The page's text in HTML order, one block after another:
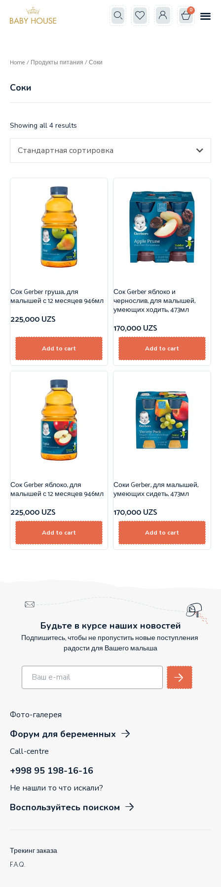
0
Home / Продукты питания / Соки
Соки
Showing all 4 results
Стандартная сортировка
Сок Gerber груша, для
малышей с 12 месяцев 946мл
225,000UZS
Add to cart
Сок Gerber яблоко и
чернослив, для малышей,
умеющих ходить, 473мл
170,000UZS
Add to cart
Сок Gerber яблоко, для
малышей с 12 месяцев 946мл
225,000UZS
Add to cart
Соки Gerber, для малышей,
умеющих сидеть, 473мл
170,000UZS
Add to cart
Будьте в курсе наших новостей
Подпишитесь, чтобы не пропустить новые поступления
радости для Вашего малыша
Фото-галерея
Форум для беременных
Call-centre
+998 95 198-16-16
Не нашли то что искали?
Воспользуйтесь поиском
Трекинг заказа
F.A.Q.